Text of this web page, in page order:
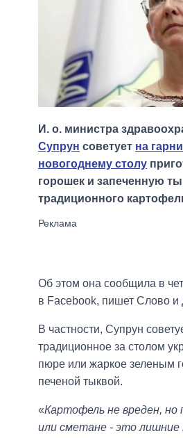
И. о. министра
Супрун советует на
новогоднему столу
горошек и запеченную
традиционного
Об этом она сообщила в
в Facebook, пишет Слово и
В частности, Супрун
традиционное за столом
пюре или жаркое зеленым
печеной тыквой.
«Картофель не вреден, но
или сметане - это лишние